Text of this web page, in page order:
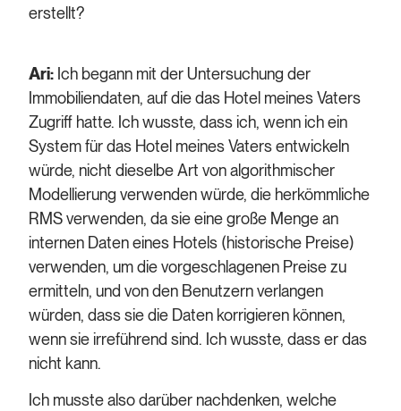
erstellt?
Ari: Ich begann mit der Untersuchung der
Immobiliendaten, auf die das Hotel meines Vaters
Zugriff hatte. Ich wusste, dass ich, wenn ich ein
System für das Hotel meines Vaters entwickeln
würde, nicht dieselbe Art von algorithmischer
Modellierung verwenden würde, die herkömmliche
RMS verwenden, da sie eine große Menge an
internen Daten eines Hotels (historische Preise)
verwenden, um die vorgeschlagenen Preise zu
ermitteln, und von den Benutzern verlangen
würden, dass sie die Daten korrigieren können,
wenn sie irreführend sind. Ich wusste, dass er das
nicht kann.
Ich musste also darüber nachdenken, welche